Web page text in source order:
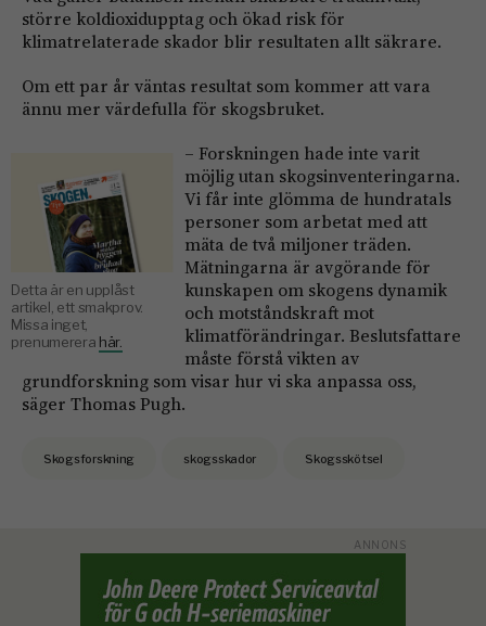
större koldioxidupptag och ökad risk för
klimatrelaterade skador blir resultaten allt säkrare.
Om ett par år väntas resultat som kommer att vara
ännu mer värdefulla för skogsbruket.
Detta är en upplåst
artikel, ett smakprov.
Missa inget,
prenumerera här.
– Forskningen hade inte varit
möjlig utan skogsinventeringarna.
Vi får inte glömma de hundratals
personer som arbetat med att
mäta de två miljoner träden.
Mätningarna är avgörande för
kunskapen om skogens dynamik
och motståndskraft mot
klimatförändringar. Beslutsfattare
måste förstå vikten av
grundforskning som visar hur vi ska anpassa oss,
säger Thomas Pugh.
Skogsforskning skogsskador Skogsskötsel